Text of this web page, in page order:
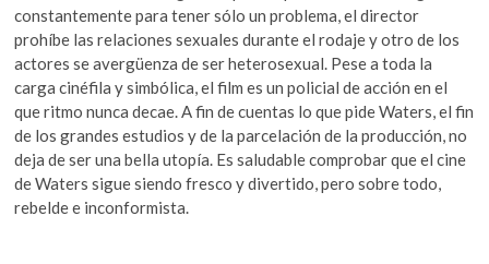
constantemente para tener sólo un problema, el director
prohíbe las relaciones sexuales durante el rodaje y otro de los
actores se avergüenza de ser heterosexual. Pese a toda la
carga cinéfila y simbólica, el film es un policial de acción en el
que ritmo nunca decae. A fin de cuentas lo que pide Waters, el fin
de los grandes estudios y de la parcelación de la producción, no
deja de ser una bella utopía. Es saludable comprobar que el cine
de Waters sigue siendo fresco y divertido, pero sobre todo,
rebelde e inconformista.